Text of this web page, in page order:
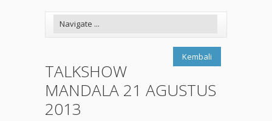
Kembali
TALKSHOW
MANDALA 21 AGUSTUS
2013